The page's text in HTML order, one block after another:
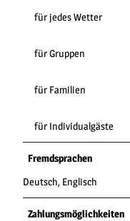
für jedes Wetter
für Gruppen
für Familien
für Individualgäste
Fremdsprachen
Deutsch, Englisch
Zahlungsmöglichkeiten